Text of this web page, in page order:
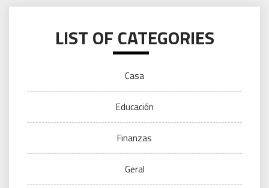
LIST OF CATEGORIES
Casa
Educación
Finanzas
Geral